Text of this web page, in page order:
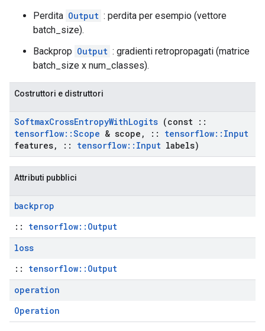
Perdita Output : perdita per esempio (vettore
batch_size).
Backprop Output : gradienti retropropagati (matrice
batch_size x num_classes).
Costruttori e distruttori
SoftmaxCrossEntropyWithLogits (const ::
tensorflow::Scope & scope , :: tensorflow:: Input
features, :: tensorflow:: Input labels)
Attributi pubblici
backprop
:: tensorflow::Output
loss
:: tensorflow::Output
operation
Operation